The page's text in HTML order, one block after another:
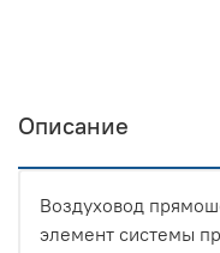
Описание
Воздуховод
элемент системы